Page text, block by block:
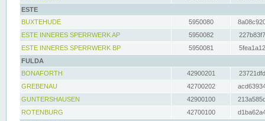
ESTE
BUXTEHUDE
5950080
ESTE INNERES SPERRWERK AP
5950082
ESTE INNERES SPERRWERK BP
5950081
FULDA
BONAFORTH
42900201
GREBENAU
42700202
GUNTERSHAUSEN
42900100
ROTENBURG
42700100